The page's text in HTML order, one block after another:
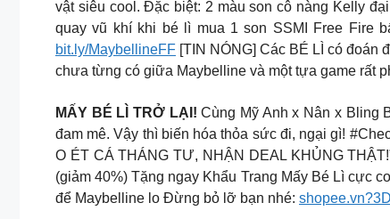
vật siêu cool. Đặc biệt: 2 màu son cô nàng Kelly
quay vũ khí khi bé lì mua 1 son SSMI Free Fire
bit.ly/MaybellineFF [TIN NÓNG] Các BÉ LÌ có đoán
chưa từng có giữa Maybelline và một tựa game rất
MẤY BÉ LÌ TRỞ LẠI! Cùng Mỹ Anh x Nân x Bling
đam mê. Vậy thì biến hóa thỏa sức đi, ngại gì!
O ÉT CÁ THÁNG TƯ, NHẬN DEAL KHỦNG
(giảm 40%) Tặng ngay Khẩu Trang Mấy Bé Lì cực
để Maybelline lo Đừng bỏ lỡ bạn nhé: